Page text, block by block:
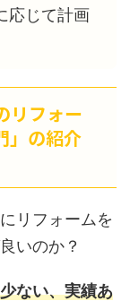
応じて計画
リフォー
」の紹介
リフォームを
いのか？
ない、実績あ